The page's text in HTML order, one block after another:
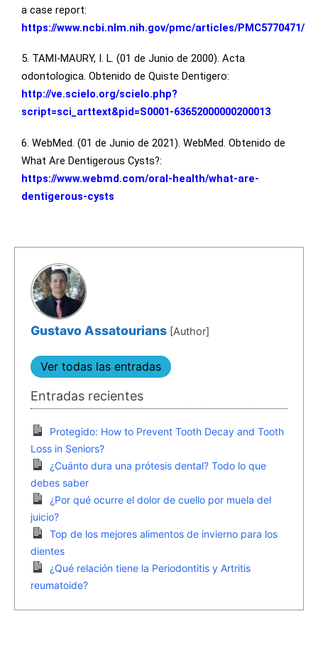
a case report:
https://www.ncbi.nlm.nih.gov/pmc/articles/PMC5770471/
5. TAMI-MAURY, I. L. (01 de Junio de 2000). Acta
odontologica. Obtenido de Quiste Dentigero:
http://ve.scielo.org/scielo.php?
script=sci_arttext&pid=S0001-63652000000200013
6. WebMed. (01 de Junio de 2021). WebMed. Obtenido de
What Are Dentigerous Cysts?:
https://www.webmd.com/oral-health/what-are-
dentigerous-cysts
Gustavo Assatourians[Author]
Ver todas las entradas
Entradas recientes
Protegido: How to Prevent Tooth Decay and Tooth
Loss in Seniors?
¿Cuánto dura una prótesis dental? Todo lo que
debes saber
¿Por qué ocurre el dolor de cuello por muela del
juicio?
Top de los mejores alimentos de invierno para los
dientes
¿Qué relación tiene la Periodontitis y Artritis
reumatoide?